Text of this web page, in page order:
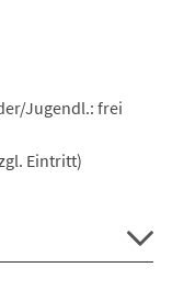
Jugendl.: frei
Eintritt)